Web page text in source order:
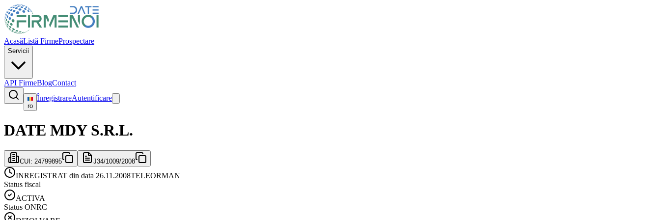
AcasăListă FirmeProspectare
Servicii
API FirmeBlogContact
ro
ÎnregistrareAutentificare
DATE MDY S.R.L.
CUI: 24799895 J34/1009/2008
INREGISTRAT din data 26.11.2008TELEORMAN
Status fiscal
ACTIVA
Status ONRC